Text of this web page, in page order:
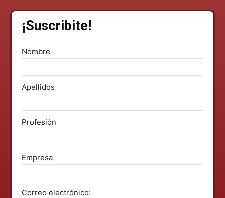
¡Suscribite!
Nombre
Apellidos
Profesión
Empresa
Correo electrónico: